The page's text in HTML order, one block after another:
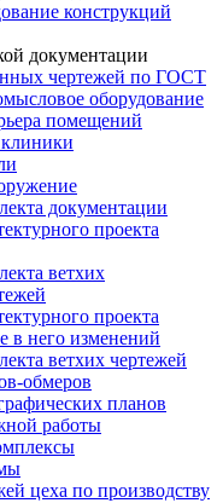
конструкций
документации
чертежей по ГОСТ
оборудование
помещений
клиники
документации
проекта
ветхих
проекта
в него изменений
ветхих чертежей
обмеров
планов
работы
цеха по производству